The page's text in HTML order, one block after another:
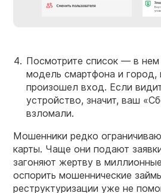
Посмотрите список — в
модель смартфона и город,
произошел вход. Если
устройство, значит, ваш
взломали.
Мошенники редко
карты. Чаще они подают
загоняют жертву в
оспорить мошеннические
реструктуризации уже не